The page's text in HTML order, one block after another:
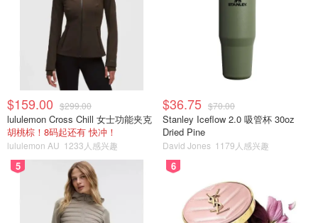
$159.00 $299.00
lululemon Cross Chill 女士功能夹克
胡桃棕！8码起还有 快冲！
lululemon AU 1233人感兴趣
$36.75 $70.00
Stanley Iceflow 2.0 吸管杯 30oz
Dried Pine
David Jones 1179人感兴趣
5 6